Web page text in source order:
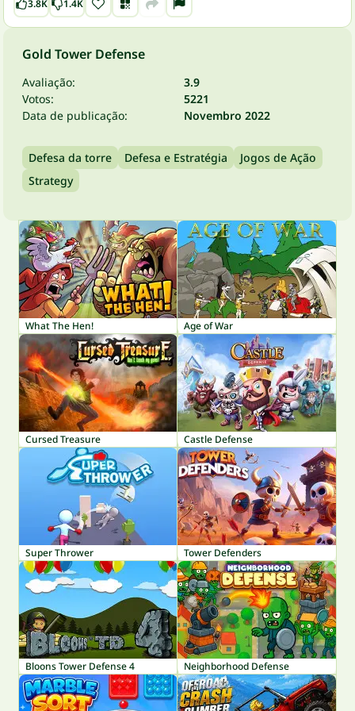
3.8K 1.4K
Gold Tower Defense
Avaliação:
3.9
Votos:
5221
Data de publicação:
Novembro 2022
Defesa da torre Defesa e Estratégia
Jogos de Ação
Strategy
What The Hen! Age of War
Cursed Treasure Castle Defense
Super Thrower Tower Defenders
Bloons Tower Defense 4 Neighborhood Defense